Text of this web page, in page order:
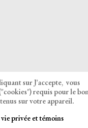
sur J'accepte, vous
requis pour le
sur votre appareil.
privée et témoins